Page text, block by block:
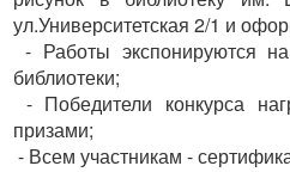
ул.Университетская 2/1 и
- Работы экспонируются
библиотеки;
- Победители конкурса
призами;
- Всем участникам -